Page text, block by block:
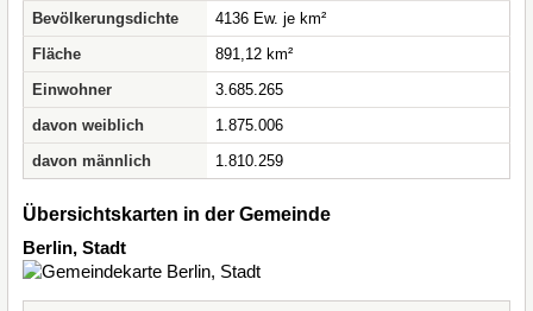
Bevölkerungsdichte
4136 Ew. je km²
Fläche
891,12 km²
Einwohner
3.685.265
davon weiblich
1.875.006
davon männlich
1.810.259
Übersichtskarten in der Gemeinde
Berlin, Stadt